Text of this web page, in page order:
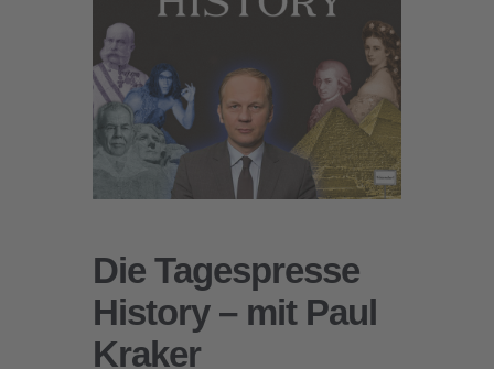
Die Tagespresse
History – mit Paul
Kraker